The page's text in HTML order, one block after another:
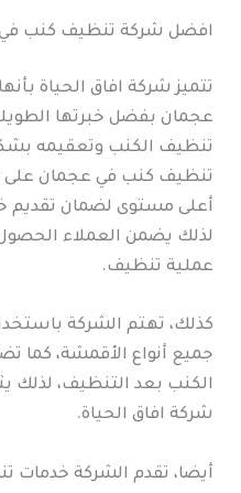
افضل شركة تنظيف كنب
تتميز شركة افاق الحياة
عجمان بفضل خبرتها
تنظيف الكنب وتعقيمه
تنظيف كنب في عجمان
أعلى مستوى لضمان تقديم
لذلك يضمن العملاء
عملية تنظيف.
كذلك، تهتم الشركة
جميع أنواع الأقمشة، كما
الكنب بعد التنظيف، لذلك
شركة افاق الحياة.
أيضا، تقدم الشركة خدمات